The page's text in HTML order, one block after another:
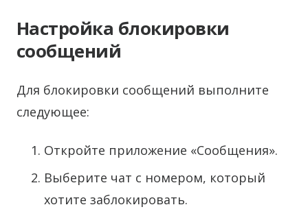
Настройка блокировки
сообщений
Для блокировки сообщений выполните
следующее:
Откройте приложение «Сообщения».
Выберите чат с номером, который
хотите заблокировать.